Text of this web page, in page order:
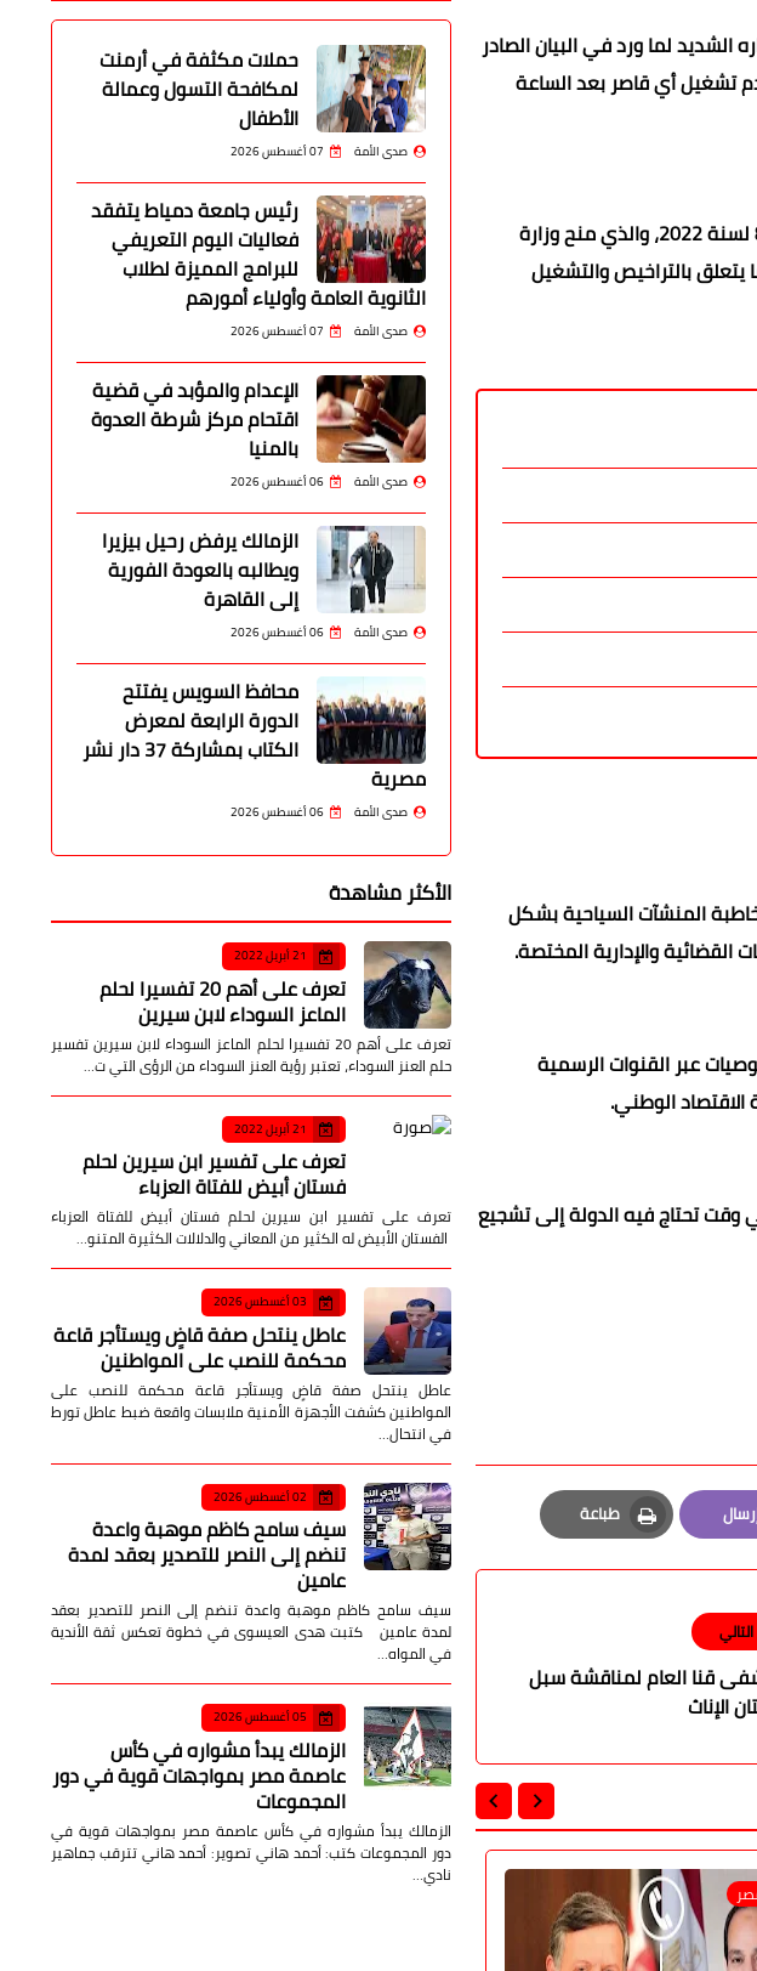
لما ورد في البيان الصادر
السياحية بعدم تشغيل أي قاصر بعد الساعة
الدكتور هشام أن هذا البيان يمثل تجاوزًا لاختصاصات النقابة، ويتعارض مع أحكام قانون السياحة رقم 8 لسنة 2022، والذي منح وزارة
يتعلق بالتراخيص والتشغيل
المنشآت السياحية بشكل
والإدارية المختصة.
عبر القنوات الرسمية
الوطني.
وقت تحتاج فيه الدولة إلى تشجيع
طباعة
Print
قنا العام لمناقشة سبل
الإناث
أخبار مصر
حملات مكثفة في أرمنت
لمكافحة التسول وعمالة
الأطفال
صدى الأمة 07 أغسطس 2026
رئيس جامعة دمياط يتفقد
فعاليات اليوم التعريفي
للبرامج المميزة لطلاب
الثانوية العامة وأولياء أمورهم
صدى الأمة 07 أغسطس 2026
الإعدام والمؤبد في قضية
اقتحام مركز شرطة العدوة
بالمنيا
صدى الأمة 06 أغسطس 2026
الزمالك يرفض رحيل بيزيرا
ويطالبه بالعودة الفورية
إلى القاهرة
صدى الأمة 06 أغسطس 2026
محافظ السويس يفتتح
الدورة الرابعة لمعرض
الكتاب بمشاركة 37 دار نشر
مصرية
صدى الأمة 06 أغسطس 2026
الأكثر مشاهدة
21 أبريل 2022
تعرف على أهم 20 تفسيرا لحلم
الماعز السوداء لابن سيرين
تعرف على أهم 20 تفسيرا لحلم الماعز السوداء لابن سيرين تفسير
حلم العنز السوداء، تعتبر رؤية العنز السوداء من الرؤى التي ت…
21 أبريل 2022
تعرف على تفسير ابن سيرين لحلم
فستان أبيض للفتاة العزباء
تعرف على تفسير ابن سيرين لحلم فستان أبيض للفتاة العزباء
الفستان الأبيض له الكثير من المعاني والدلالات الكثيرة المتنو…
03 أغسطس 2026
عاطل ينتحل صفة قاضٍ ويستأجر قاعة
محكمة للنصب على المواطنين
عاطل ينتحل صفة قاضٍ ويستأجر قاعة محكمة للنصب على
المواطنين كشفت الأجهزة الأمنية ملابسات واقعة ضبط عاطل تورط
في انتحال…
02 أغسطس 2026
سيف سامح كاظم موهبة واعدة
تنضم إلى النصر للتصدير بعقد لمدة
عامين
سيف سامح كاظم موهبة واعدة تنضم إلى النصر للتصدير بعقد
لمدة عامين كتبت هدى العيسوى في خطوة تعكس ثقة الأندية
في المواه…
05 أغسطس 2026
الزمالك يبدأ مشواره في كأس
عاصمة مصر بمواجهات قوية في دور
المجموعات
الزمالك يبدأ مشواره في كأس عاصمة مصر بمواجهات قوية في
دور المجموعات كتب: أحمد هاني تصوير: أحمد هاني تترقب جماهير
نادي…